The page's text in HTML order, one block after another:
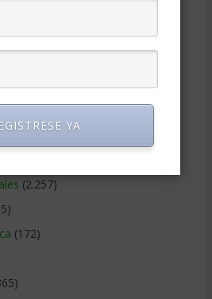
(223)
(2.257)
(172)
YA